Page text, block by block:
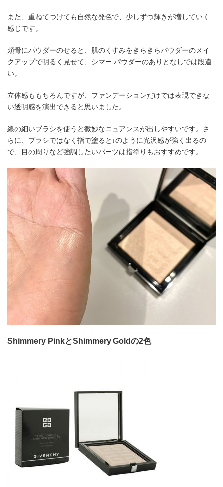
また、重ねてつけても自然な発色で、少しずつ輝きが増していく
感じです。
頬骨にパウダーのせると、肌のくすみをきらきらパウダーのメイ
クアップで明るく見せて、シマー パウダーのありとなしでは段違
い。
立体感ももちろんですが、ファンデーションだけでは表現できな
い透明感を演出できると思いました。
線の細いブラシを使うと微妙なニュアンスが出しやすいです。さ
らに、ブラシではなく指で塗ると↓のように光沢感が強く出るの
で、目の周りなど強調したいパーツは指塗りもおすすめです。
Shimmery PinkとShimmery Goldの2色